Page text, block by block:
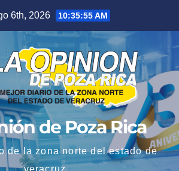
6th, 2026 10:35:56 AM
de Poza Rica
de la zona norte del estado de
veracruz